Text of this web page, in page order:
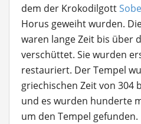
dem der Krokodilgott
Horus geweiht wurden.
waren lange Zeit bis über
verschüttet. Sie wurden
restauriert. Der Tempel
griechischen Zeit von 304
und es wurden hunderte
um den Tempel gefunden.